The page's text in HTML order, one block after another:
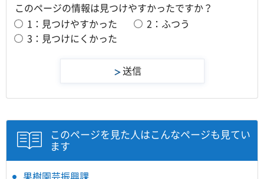
このページの情報は見つけやすかったですか？
1：見つけやすかった
2：ふつう
3：見つけにくかった
このページを見た人はこんなページも見てい
ます
果樹園芸振興課